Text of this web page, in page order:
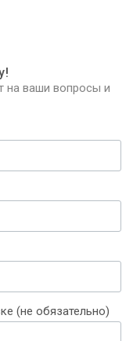
на ваши вопросы и
(не обязательно)